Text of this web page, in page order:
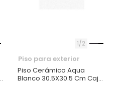
1 2
Piso para exterior
Piso Cerámico Aqua
Blanco 30.5X30.5 Cm Caja